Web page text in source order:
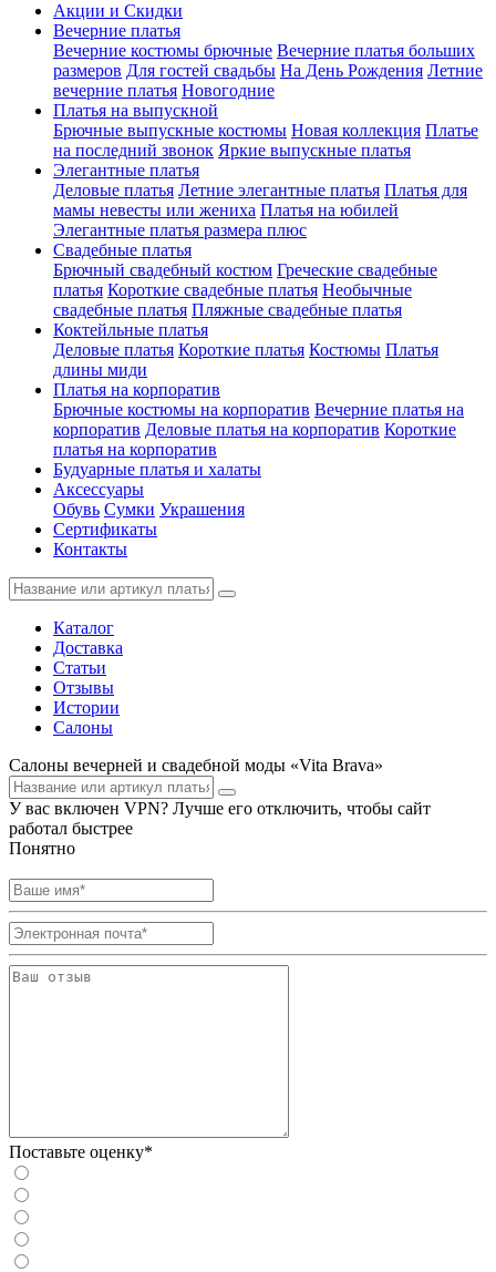
Акции и Скидки
Вечерние платья
Вечерние костюмы брючные Вечерние платья больших
размеров Для гостей свадьбы На День Рождения Летние
вечерние платья Новогодние
Платья на выпускной
Брючные выпускные костюмы Новая коллекция Платье
на последний звонок Яркие выпускные платья
Элегантные платья
Деловые платья Летние элегантные платья Платья для
мамы невесты или жениха Платья на юбилей
Элегантные платья размера плюс
Свадебные платья
Брючный свадебный костюм Греческие свадебные
платья Короткие свадебные платья Необычные
свадебные платья Пляжные свадебные платья
Коктейльные платья
Деловые платья Короткие платья Костюмы Платья
длины миди
Платья на корпоратив
Брючные костюмы на корпоратив Вечерние платья на
корпоратив Деловые платья на корпоратив Короткие
платья на корпоратив
Будуарные платья и халаты
Аксессуары
Обувь Сумки Украшения
Сертификаты
Контакты
Каталог
Доставка
Статьи
Отзывы
Истории
Салоны
Салоны вечерней и свадебной моды «Vita Brava»
У вас включен VPN? Лучше его отключить, чтобы сайт
работал быстрее
Понятно
Поставьте оценку*